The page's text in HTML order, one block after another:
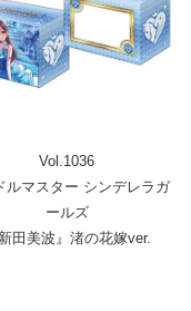
Vol.1036
ルマスター シンデレラガ
ールズ
新田美波』渚の花嫁ver.